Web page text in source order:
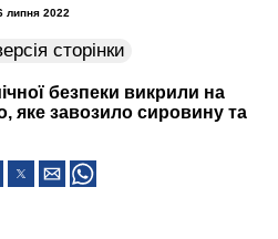
липня 2022
сторінки
безпеки викрили на
яке завозило сировину та